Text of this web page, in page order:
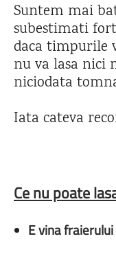
Suntem mai
subestimati
daca timpurile
nu va lasa nici
niciodata
Iata cateva
Ce nu poate
E vina